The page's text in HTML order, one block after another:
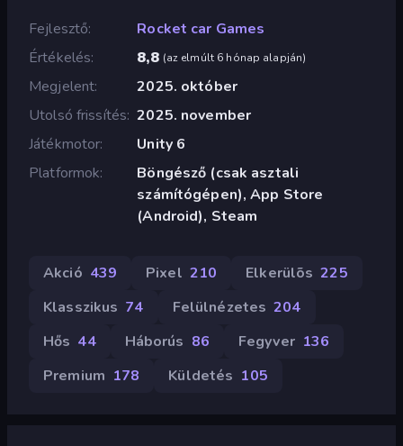
Fejlesztő
Rocket car Games
Értékelés
8,8 (az elmúlt 6 hónap alapján)
Megjelent
2025. október
Utolsó frissítés 2025. november
Játékmotor
Unity 6
Platformok
Böngésző (csak asztali
számítógépen), App Store
(Android), Steam
Akció 439 Pixel 210 Elkerülõs 225
Klasszikus 74 Felülnézetes 204
Hős 44 Háborús 86 Fegyver 136
Premium 178 Küldetés 105